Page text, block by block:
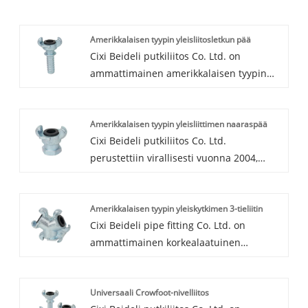
Amerikkalaisen tyypin yleisliitosletkun pää
Cixi Beideli putkiliitos Co. Ltd. on
ammattimainen amerikkalaisen tyypin
erikoistuneet letkuliittimiin ja
letkunkiristimiin 20 vuoden ajan. Meillä
on valimo ja käsittelylaitos. Joten
kumppani Kiinassa.
Amerikkalaisen tyypin yleisliittimen naaraspää
Cixi Beideli putkiliitos Co. Ltd.
perustettiin virallisesti vuonna 2004,
yleiskytkimien naaraspäätyjen
valmistajista ja kiinalaisen
amerikkalaisen tyyppisten yleiskytkimien
Toimimme pääasiassa merkintä sarja
Amerikkalaisen tyypin yleiskytkimen 3-tieliitin
Cixi Beideli pipe fitting Co. Ltd. on
ammattimainen korkealaatuinen
toimittaa laajan valikoiman letkuliittimiä
Universaali Crowfoot-nivelliitos